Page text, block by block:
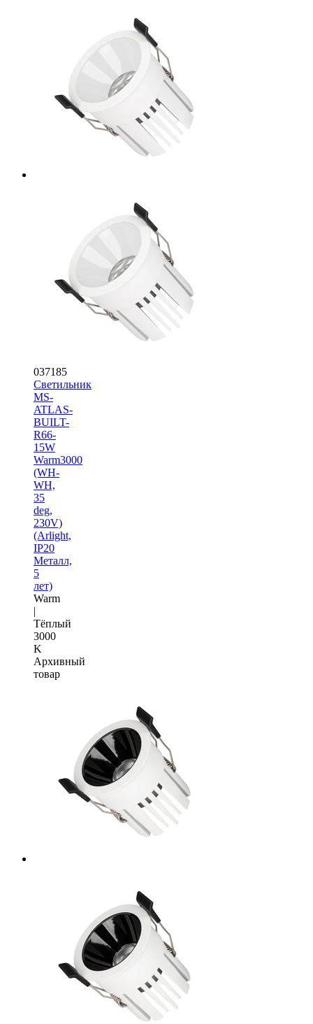
037185
Светильник
MS-
ATLAS-
BUILT-
R66-
15W
Warm3000
(WH-
WH,
35
deg,
230V)
(Arlight,
IP20
Металл,
5
лет)
Warm
|
Тёплый
3000
K
Архивный
товар